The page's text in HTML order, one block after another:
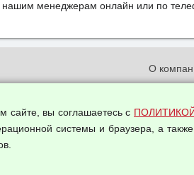
нашим менеджерам онлайн или по
О
данных
сайте, вы соглашаетесь с
системы и браузера, а